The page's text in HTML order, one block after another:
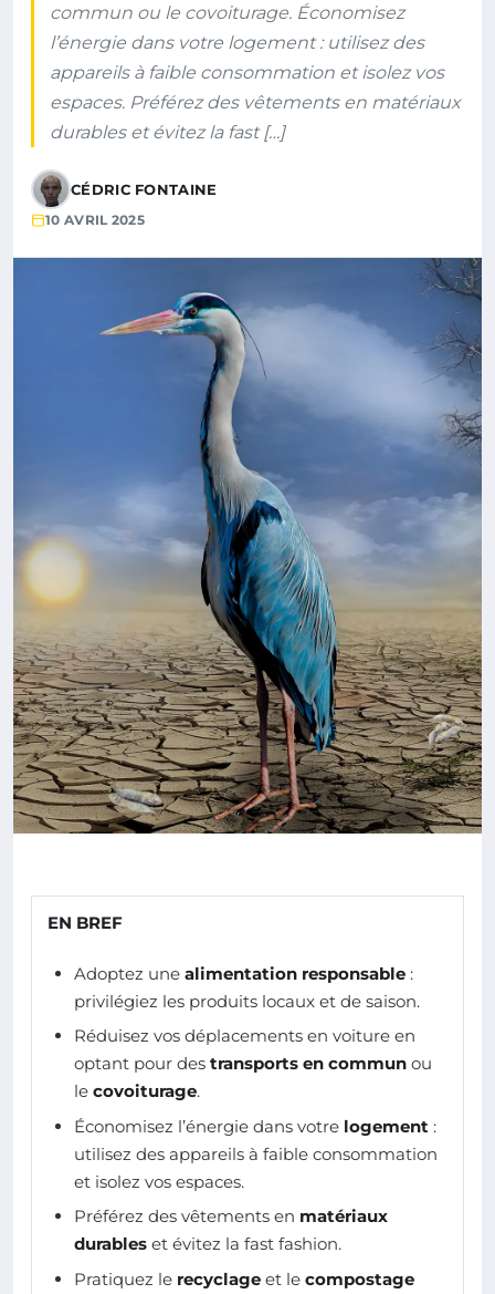
commun ou le covoiturage. Économisez
l’énergie dans votre logement : utilisez des
appareils à faible consommation et isolez vos
espaces. Préférez des vêtements en matériaux
durables et évitez la fast […]
CÉDRIC FONTAINE
10 AVRIL 2025
EN BREF
Adoptez une alimentation responsable :
privilégiez les produits locaux et de saison.
Réduisez vos déplacements en voiture en
optant pour des transports en commun ou
le covoiturage.
Économisez l’énergie dans votre logement :
utilisez des appareils à faible consommation
et isolez vos espaces.
Préférez des vêtements en matériaux
durables et évitez la fast fashion.
Pratiquez le recyclage et le compostage